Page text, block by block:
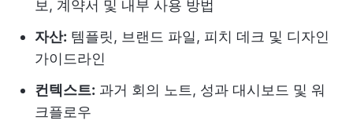
보, 계약서 및 내부 사용 방법
자산: 템플릿, 브랜드 파일, 피치 데크 및 디자인
가이드라인
컨텍스트: 과거 회의 노트, 성과 대시보드 및 워
크플로우